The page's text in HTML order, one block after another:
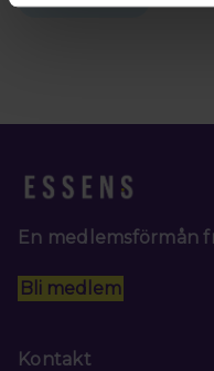
En medlemsförmån
Bli medlem
Kontakt